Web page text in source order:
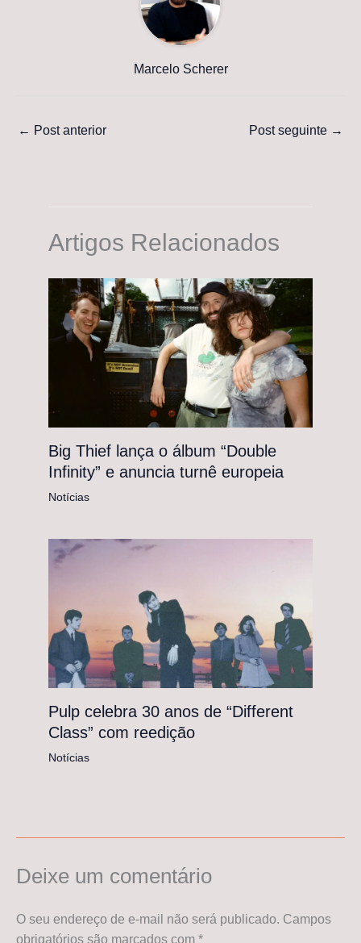
Marcelo Scherer
← Post anterior Post seguinte →
Artigos Relacionados
Big Thief lança o álbum “Double
Infinity” e anuncia turnê europeia
Notícias
Pulp celebra 30 anos de “Different
Class” com reedição
Notícias
Deixe um comentário
O seu endereço de e-mail não será publicado. Campos
obrigatórios são marcados com *